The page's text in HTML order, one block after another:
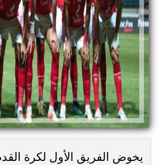
يخوض الفريق الأول لكرة